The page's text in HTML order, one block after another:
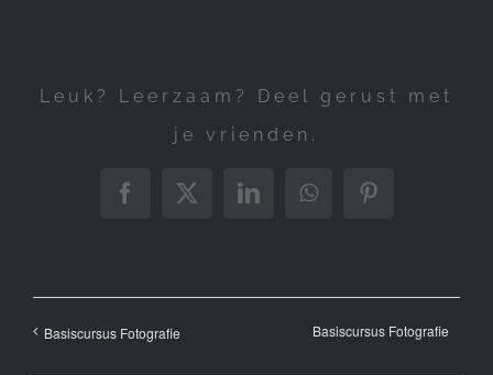
Leuk? Leerzaam? Deel gerust met
je vrienden.
Facebook
X LinkedInWhatsAppPinterest
Basiscursus Fotografie Basiscursus Fotografie